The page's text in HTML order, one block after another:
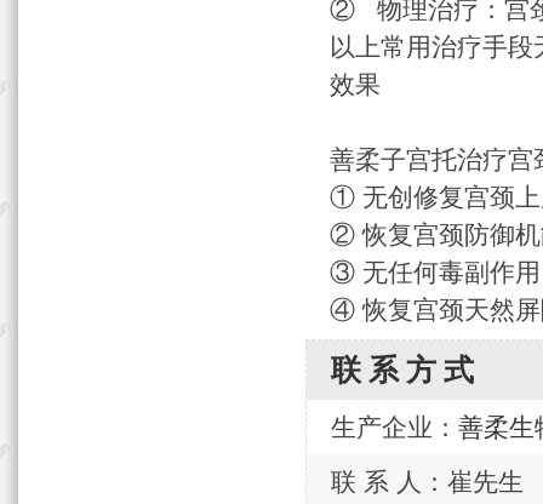
② 物理治疗：宫
以上常用治疗手
效果
善柔子宫托治疗宫
① 无创修复宫颈
② 恢复宫颈防御
③ 无任何毒副作
④ 恢复宫颈天然
联系方式
生产企业： 善柔生
联 系 人：崔先生